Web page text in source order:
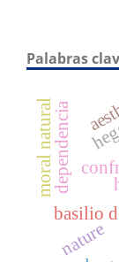
Palabras
basilio
dependencia
moral natural
nature